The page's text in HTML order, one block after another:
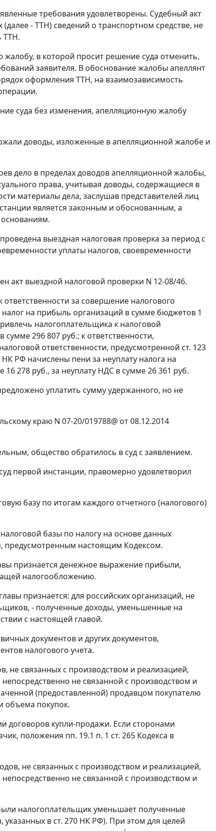
требования удовлетворены. Судебный акт
- ТТН) сведений о транспортном средстве, не
ТТН.
в которой просит решение суда отменить,
заявителя. В обоснование жалобы апеллянт
оформления ТТН, на взаимозависимость
суда без изменения, апелляционную жалобу
доводы, изложенные в апелляционной жалобе и
дело в пределах доводов апелляционной жалобы,
права, учитывая доводы, содержащиеся в
материалы дела, заслушав представителей лиц
является законным и обоснованным, а
выездная налоговая проверка за период с
уплаты налогов, своевременности
акт выездной налоговой проверки N 12-08/46.
за совершение налогового
на прибыль организаций в сумме бюджетов 1
налогоплательщика к налоговой
296 807 руб.; к ответственности,
ответственности, предусмотренной ст. 123
НК РФ начислены пени за неуплату налога на
278 руб., за неуплату НДС в сумме 26 361 руб.
уплатить сумму удержанного, но не
краю N 07-20/019788@ от 08.12.2014
общество обратилось в суд с заявлением.
первой инстанции, правомерно удовлетворил
базу по итогам каждого отчетного (налогового)
базы по налогу на основе данных
предусмотренным настоящим Кодексом.
признается денежное выражение прибыли,
налогообложению.
признается: для российских организаций, не
- полученные доходы, уменьшенные на
с настоящей главой.
документов и других документов,
налогового учета.
не связанных с производством и реализацией,
не связанной с производством и
(предоставленной) продавцом покупателю
объема покупок.
договоров купли-продажи. Если сторонами
положения пп. 19.1 п. 1 ст. 265 Кодекса в
не связанных с производством и реализацией,
не связанной с производством и
налогоплательщик уменьшает полученные
указанных в ст. 270 НК РФ). При этом для целей